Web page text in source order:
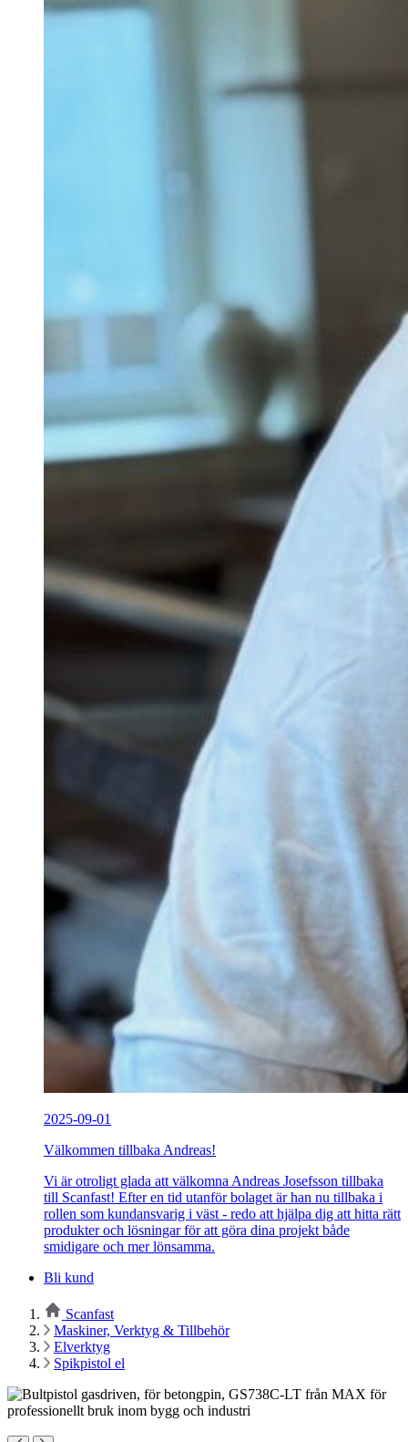
2025-09-01
Välkommen tillbaka Andreas!
Vi är otroligt glada att välkomna Andreas Josefsson tillbaka
till Scanfast! Efter en tid utanför bolaget är han nu tillbaka i
rollen som kundansvarig i väst - redo att hjälpa dig att hitta rätt
produkter och lösningar för att göra dina projekt både
smidigare och mer lönsamma.
Bli kund
Scanfast
Maskiner, Verktyg & Tillbehör
Elverktyg
Spikpistol el